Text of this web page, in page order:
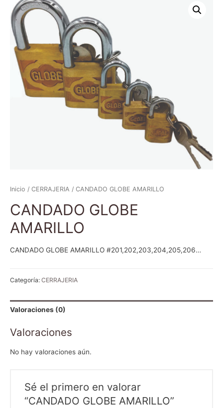
Inicio / CERRAJERIA / CANDADO GLOBE AMARILLO
CANDADO GLOBE
AMARILLO
CANDADO GLOBE AMARILLO #201,202,203,204,205,206…
Categoría: CERRAJERIA
Valoraciones (0)
Valoraciones
No hay valoraciones aún.
Sé el primero en valorar
“CANDADO GLOBE AMARILLO”